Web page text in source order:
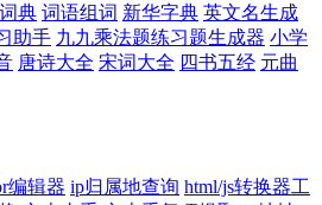
典 词语组词 新华字典 英文名生成
助手 九九乘法题练习题生成器 小学
唐诗大全 宋词大全 四书五经 元曲
编辑器 ip归属地查询 html/js转换器工